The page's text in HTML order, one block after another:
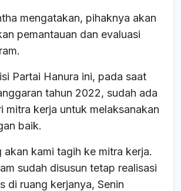
mengatakan, pihaknya akan
pemantauan dan evaluasi
Partai Hanura ini, pada saat
tahun 2022, sudah ada
mitra kerja untuk melaksanakan
baik.
akan kami tagih ke mitra kerja.
sudah disusun tetap realisasi
di ruang kerjanya, Senin